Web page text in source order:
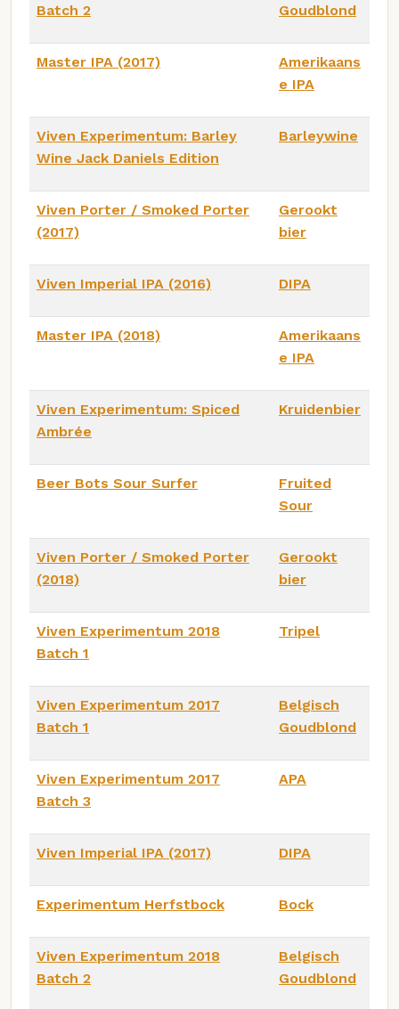
Batch 2
Goudblond
Master IPA (2017)
Amerikaans
e IPA
Viven Experimentum: Barley
Wine Jack Daniels Edition
Barleywine
Viven Porter / Smoked Porter
(2017)
Gerookt
bier
Viven Imperial IPA (2016) DIPA
Master IPA (2018)
Amerikaans
e IPA
Viven Experimentum: Spiced
Ambrée
Kruidenbier
Beer Bots Sour Surfer
Fruited
Sour
Viven Porter / Smoked Porter
(2018)
Gerookt
bier
Viven Experimentum 2018
Batch 1
Tripel
Viven Experimentum 2017
Batch 1
Belgisch
Goudblond
Viven Experimentum 2017
Batch 3
APA
Viven Imperial IPA (2017) DIPA
Experimentum Herfstbock Bock
Viven Experimentum 2018
Batch 2
Belgisch
Goudblond